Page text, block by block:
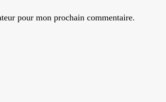
pour mon prochain commentaire.